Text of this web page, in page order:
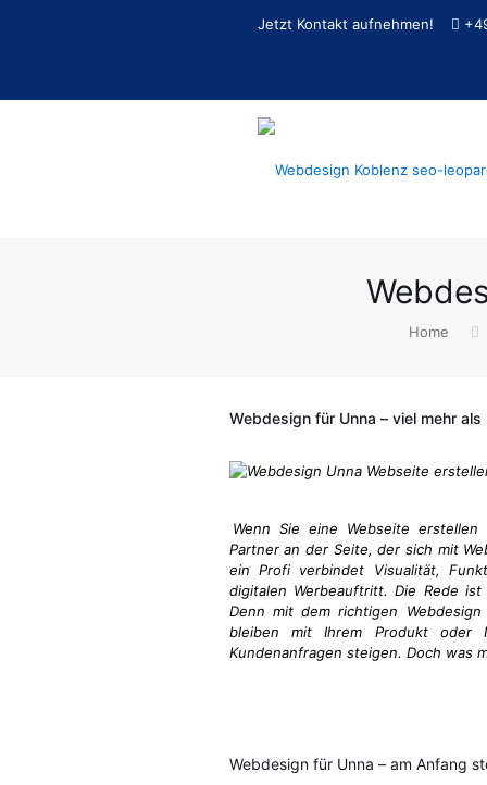
Jetzt Kontakt aufnehmen!
Home
Webdesign für Unna – viel mehr
Wenn Sie eine Webseite
Partner an der Seite, der sich mit
ein Profi verbindet Visualität,
digitalen Werbeauftritt. Die Rede
Denn mit dem richtigen
bleiben mit Ihrem Produkt oder
Kundenanfragen steigen. Doch was
Webdesign für Unna – am Anfang